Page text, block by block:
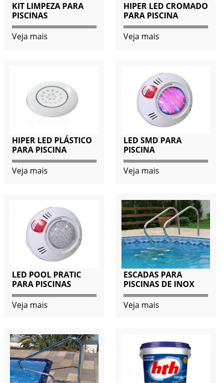
KIT LIMPEZA PARA
PISCINAS
Veja mais
HIPER LED CROMADO
PARA PISCINA
Veja mais
HIPER LED PLÁSTICO
PARA PISCINA
Veja mais
LED SMD PARA
PISCINA
Veja mais
LED POOL PRATIC
PARA PISCINAS
Veja mais
ESCADAS PARA
PISCINAS DE INOX
Veja mais